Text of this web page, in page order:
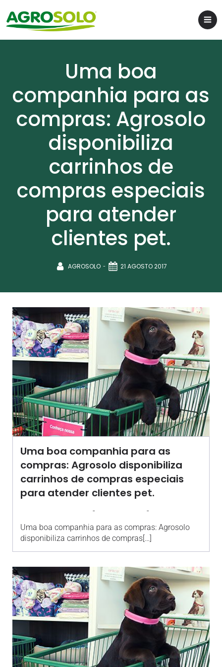
Uma boa
companhia para as
compras: Agrosolo
disponibiliza
carrinhos de
compras especiais
para atender
clientes pet.
AGROSOLO - 21 AGOSTO 2017
Uma boa companhia para as
compras: Agrosolo disponibiliza
carrinhos de compras especiais
para atender clientes pet.
- -
Uma boa companhia para as compras: Agrosolo
disponibiliza carrinhos de compras[…]